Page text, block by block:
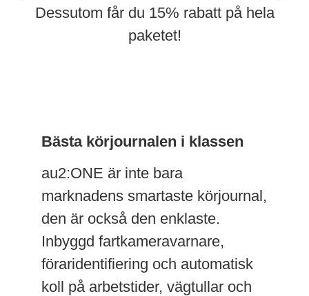
Dessutom får du 15% rabatt på hela
paketet!
Bästa körjournalen i klassen
au2:ONE är inte bara
marknadens smartaste körjournal,
den är också den enklaste.
Inbyggd fartkameravarnare,
föraridentifiering och automatisk
koll på arbetstider, vägtullar och